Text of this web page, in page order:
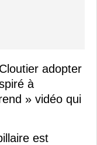
adopter
à
» vidéo qui
est